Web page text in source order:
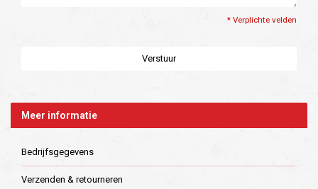
* Verplichte velden
Verstuur
Meer informatie
Bedrijfsgegevens
Verzenden & retourneren